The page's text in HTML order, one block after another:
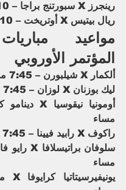
رينجرز X سبورتنج براجا – 10 مساء
ريال بيتيس X أوتريخت – 10 مساء
المؤتمر الأوروبي
ألكمار X شيلبورن – 7:45 مساء
ليك بوزنان X لوزان – 7:45 مساء
مساء
راكوف X رابيد فيينا – 7:45 مساء
مساء